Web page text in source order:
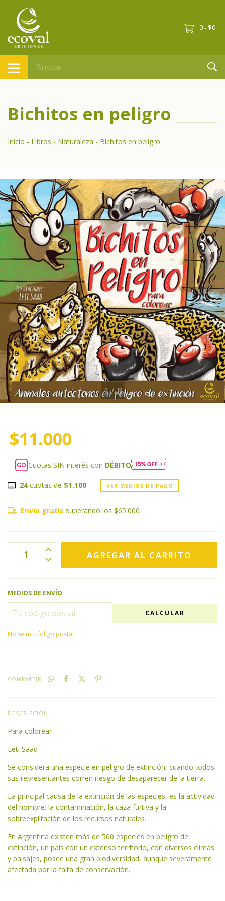
0 - $0
Bichitos en peligro
Inicio - Libros - Naturaleza - Bichitos en peligro
1/8
$11.000
Cuotas SIN interés con DÉBITO
24cuotas de $1.100 VER MEDIOS DE PAGO
Envío gratis superando los $65.000
MEDIOS DE ENVÍO
CALCULAR
No sé mi código postal
COMPARTIR
DESCRIPCIÓN
Para colorear
Leti Saad
Se considera una especie en peligro de extinción, cuando todos
sus representantes corren riesgo de desaparecer de la tierra.
La principal causa de la extinción de las especies, es la actividad
del hombre: la contaminación, la caza furtiva y la
sobreexplitación de los recursos naturales.
En Argentina existen más de 500 especies en peligro de
extinción, un país con un extenso territorio, con diversos climas
y paisajes, posee una gran biodiversidad, aunque severamente
afectada por la falta de conservación.